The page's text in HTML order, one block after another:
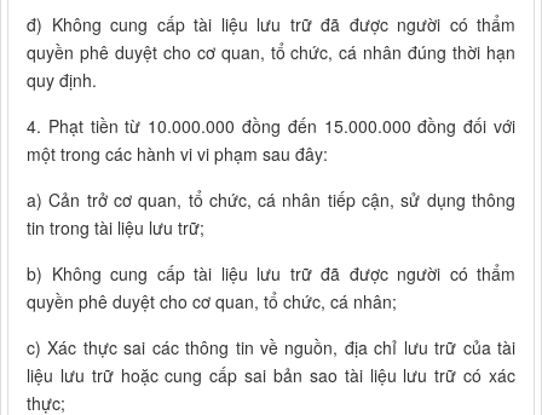
đ) Không cung cấp tài liệu lưu trữ đã được người có thẩm
quyền phê duyệt cho cơ quan, tổ chức, cá nhân đúng thời hạn
quy định.
4. Phạt tiền từ 10.000.000 đồng đến 15.000.000 đồng đối với
một trong các hành vi vi phạm sau đây:
a) Cản trở cơ quan, tổ chức, cá nhân tiếp cận, sử dụng thông
tin trong tài liệu lưu trữ;
b) Không cung cấp tài liệu lưu trữ đã được người có thẩm
quyền phê duyệt cho cơ quan, tổ chức, cá nhân;
c) Xác thực sai các thông tin về nguồn, địa chỉ lưu trữ của tài
liệu lưu trữ hoặc cung cấp sai bản sao tài liệu lưu trữ có xác
thực;